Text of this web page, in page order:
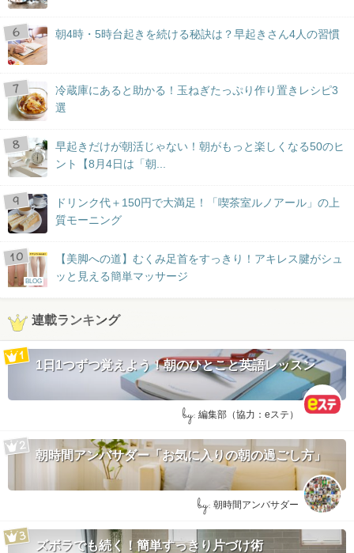
朝4時・5時台起きを続ける秘訣は？早起きさん4人の習慣
冷蔵庫にあると助かる！玉ねぎたっぷり作り置きレシピ3
選
早起きだけが朝活じゃない！朝がもっと楽しくなる50のヒ
ント【8月4日は「朝...
ドリンク代＋150円で大満足！「喫茶室ルノアール」の上
質モーニング
BLOG
【美脚への道】むくみ足首をすっきり！アキレス腱がシュ
ッと見える簡単マッサージ
連載ランキング
1日1つずつ覚えよう！朝のひとこと英語レッスン
by: 編集部（協力：eステ）
朝時間アンバサダー「お気に入りの朝の過ごし方」
by: 朝時間アンバサダー
ズボラでも続く！簡単すっきり片づけ術